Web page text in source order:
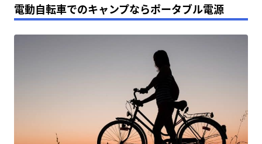
電動自転車でのキャンプならポータブル電源